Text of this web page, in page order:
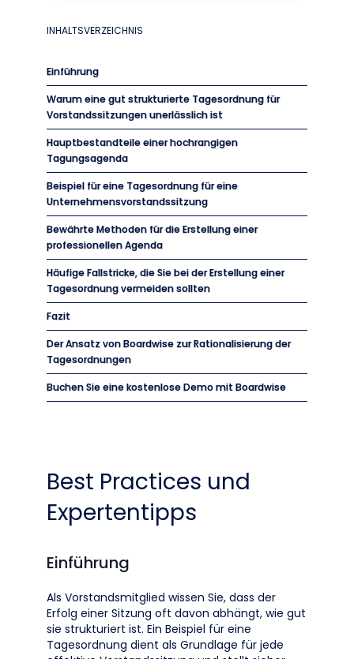
INHALTSVERZEICHNIS
Einführung
Warum eine gut strukturierte Tagesordnung für
Vorstandssitzungen unerlässlich ist
Hauptbestandteile einer hochrangigen
Tagungsagenda
Beispiel für eine Tagesordnung für eine
Unternehmensvorstandssitzung
Bewährte Methoden für die Erstellung einer
professionellen Agenda
Häufige Fallstricke, die Sie bei der Erstellung einer
Tagesordnung vermeiden sollten
Fazit
Der Ansatz von Boardwise zur Rationalisierung der
Tagesordnungen
Buchen Sie eine kostenlose Demo mit Boardwise
Best Practices und
Expertentipps
Einführung
Als Vorstandsmitglied wissen Sie, dass der
Erfolg einer Sitzung oft davon abhängt, wie gut
sie strukturiert ist. Ein Beispiel für eine
Tagesordnung dient als Grundlage für jede